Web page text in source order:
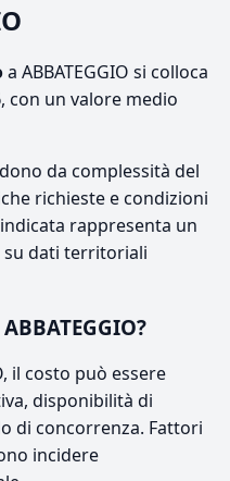
a ABBATEGGIO si colloca
, con un valore medio
da complessità del
richieste e condizioni
rappresenta un
dati territoriali
il costo può essere
disponibilità di
di concorrenza. Fattori
incidere